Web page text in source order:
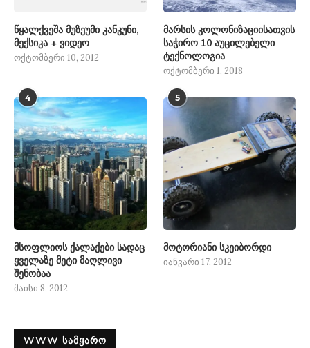
წყალქვეშა მუზეუმი კანკუნი,
მექსიკა + ვიდეო
ოქტომბერი 10, 2012
მარსის კოლონიზაციისათვის
საჭირო 10 აუცილებელი
ტექნოლოგია
ოქტომბერი 1, 2018
4
მსოფლიოს ქალაქები სადაც
ყველაზე მეტი მაღლივი
შენობაა
მაისი 8, 2012
5
მოტორიანი სკეიბორდი
იანვარი 17, 2012
WWW ᲡᲐᲛᲧᲐᲠᲝ